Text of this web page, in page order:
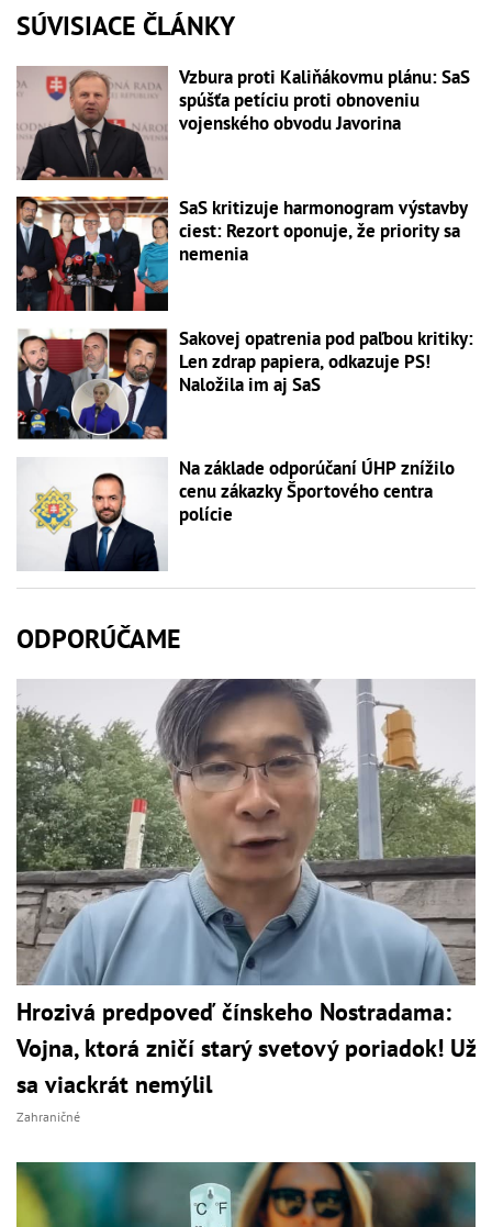
SÚVISIACE ČLÁNKY
Vzbura proti Kaliňákovmu plánu: SaS
spúšťa petíciu proti obnoveniu
vojenského obvodu Javorina
SaS kritizuje harmonogram výstavby
ciest: Rezort oponuje, že priority sa
nemenia
Sakovej opatrenia pod paľbou kritiky:
Len zdrap papiera, odkazuje PS!
Naložila im aj SaS
Na základe odporúčaní ÚHP znížilo
cenu zákazky Športového centra
polície
ODPORÚČAME
Hrozivá predpoveď čínskeho Nostradama:
Vojna, ktorá zničí starý svetový poriadok! Už
sa viackrát nemýlil
Zahraničné